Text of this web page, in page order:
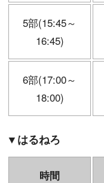
5部(15:45～
16:45)
6部(17:00～
18:00)
▼はるねろ
時間